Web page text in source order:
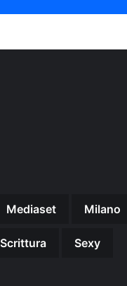
Mediaset Milano
Scrittura Sexy